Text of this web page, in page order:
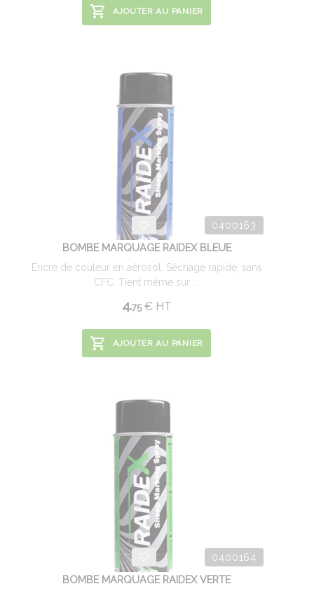
AJOUTER AU PANIER
0400163
BOMBE MARQUAGE RAIDEX BLEUE
Encre de couleur en aérosol. Séchage rapide, sans
CFC. Tient même sur ...
4.75 €HT
AJOUTER AU PANIER
0400164
BOMBE MARQUAGE RAIDEX VERTE